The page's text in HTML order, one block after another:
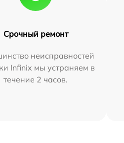
Срочный ремонт
неисправностей
Infinix мы устраняем в
течение 2 часов.